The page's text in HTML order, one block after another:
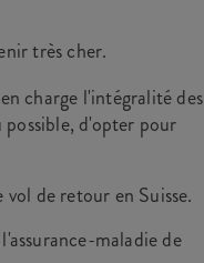
très cher.
charge l'intégralité des
d'opter pour
de retour en Suisse.
maladie de